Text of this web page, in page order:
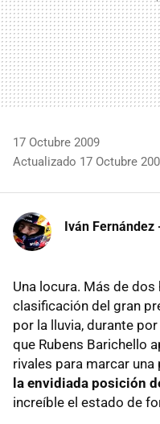
17 Octubre 2009
Actualizado 17 Octubre
Iván Fernández
Una locura. Más de
clasificación del gran
por la lluvia, durante
que Rubens Barichello
rivales para marcar una
la envidiada posición
increíble el estado de